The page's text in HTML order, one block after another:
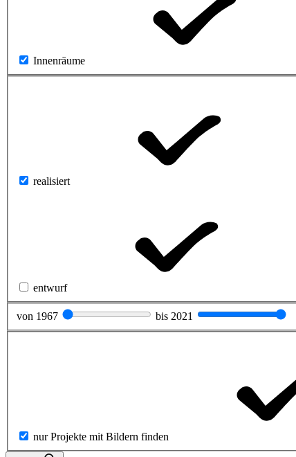
Innenräume
realisiert
entwurf
von 1967 bis 2021
nur Projekte mit Bildern finden